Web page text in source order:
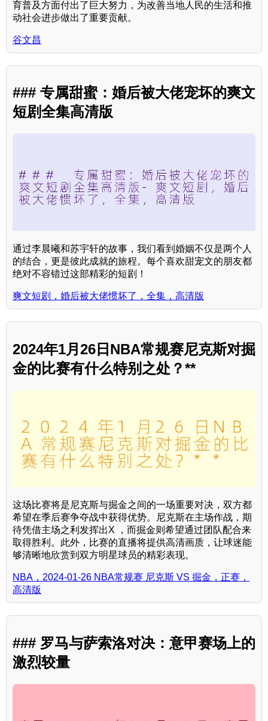
育普及方面付出了巨大努力，为改善当地人民的生活和推
动社会进步做出了重要贡献。
谷文昌
### 专属甜蜜：婚后被大佬宠坏的爽文
短剧全集高清版
通过李晨曦和苏宇轩的故事，我们看到婚姻不仅是两个人
的结合，更是彼此成就的旅程。每个喜欢甜宠文的朋友都
绝对不容错过这部精彩的短剧！
爽文短剧，婚后被大佬惯坏了，全集，高清版
2024年1月26日NBA常规赛尼克斯对掘
金的比赛有什么特别之处？**
这场比赛将是尼克斯与掘金之间的一场重要对决，双方都
希望在季后赛争夺战中获得优势。尼克斯在主场作战，期
待凭借主场之利发挥出X ，而掘金则希望通过团队配合来
取得胜利。此外，比赛的直播将提供高清画质，让球迷能
够清晰地欣赏到双方明星球员的精彩表现。
NBA，2024-01-26 NBA常规赛 尼克斯 VS 掘金，正赛，
高清版
### 罗马与萨索洛对决：意甲赛场上的
激烈较量